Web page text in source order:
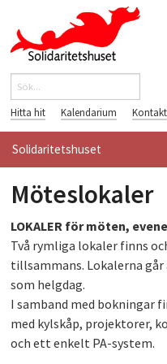
Hoppa till huvudinnehåll
Sökformulär
Hitta hit Kalendarium Kontakt
Solidaritetshuset
HEM
OM OSS
FÖRENINGAR
VÄRLDSBIBLIOTEKET
PÅ GÅNG
Möteslokaler
LOKALER för möten,
Två rymliga lokaler finns
tillsammans. Lokalerna
som helgdag.
I samband med
med kylskåp, projektorer,
och ett enkelt PA-system.